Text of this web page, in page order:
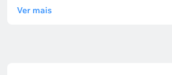
Ver mais